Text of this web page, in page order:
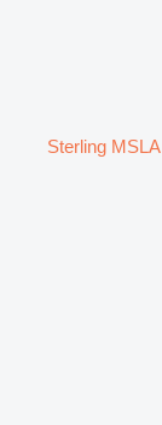
مضخة تدار بمحرك Sterling MSLA